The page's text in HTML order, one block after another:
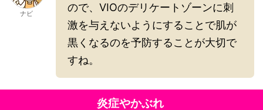
ナビ
ので、VIOのデリケートゾーンに刺
激を与えないようにすることで肌が
黒くなるのを予防することが大切で
すね。
炎症やかぶれ